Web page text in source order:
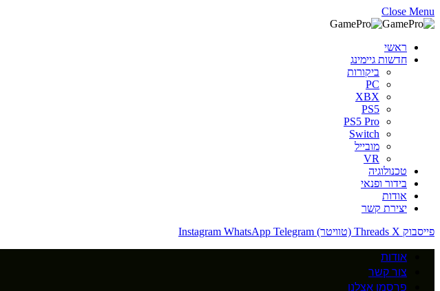
Close Menu
ראשי
חדשות גיימינג
ביקורות
PC
XBX
PS5
PS5 Pro
Switch
מובייל
VR
טכנולוגיה
בידור ופנאי
אודות
יצירת קשר
פייסבוק
Threads X (טוויטר) Instagram WhatsApp Telegram
אודות
צור קשר
פרסמו אצלנו